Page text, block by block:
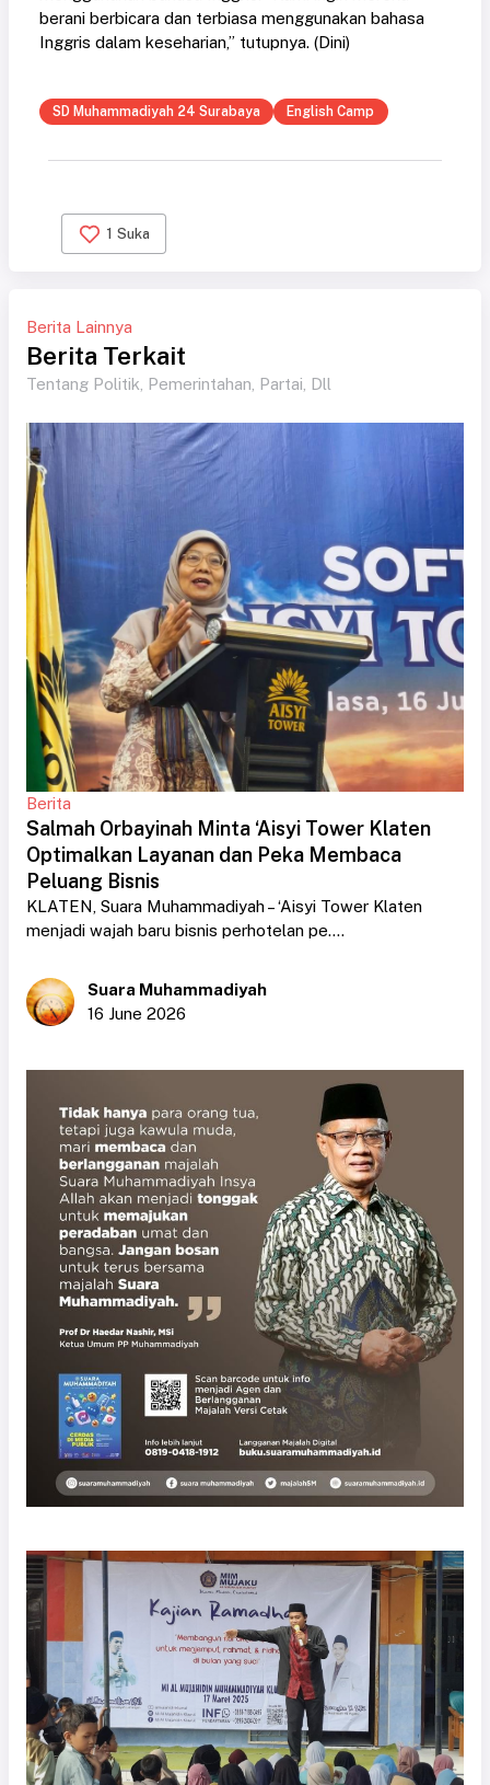
berani berbicara dan terbiasa menggunakan bahasa
Inggris dalam keseharian,” tutupnya. (Dini)
SD Muhammadiyah 24 Surabaya English Camp
1 Suka
Berita Lainnya
Berita Terkait
Tentang Politik, Pemerintahan, Partai, Dll
Berita
Salmah Orbayinah Minta ‘Aisyi Tower Klaten
Optimalkan Layanan dan Peka Membaca
Peluang Bisnis
KLATEN, Suara Muhammadiyah – ‘Aisyi Tower Klaten
menjadi wajah baru bisnis perhotelan pe....
Suara Muhammadiyah
16 June 2026